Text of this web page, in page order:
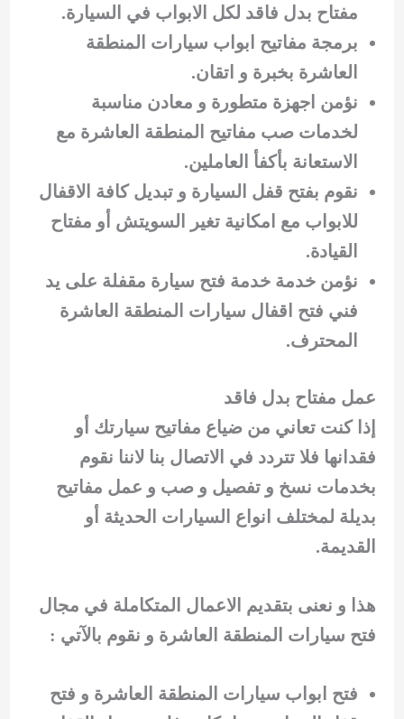
مفتاح بدل فاقد لكل الابواب في السيارة.
برمجة مفاتيح ابواب سيارات المنطقة
العاشرة بخبرة و اتقان.
نؤمن اجهزة متطورة و معادن مناسبة
لخدمات صب مفاتيح المنطقة العاشرة مع
الاستعانة بأكفأ العاملين.
نقوم بفتح قفل السيارة و تبديل كافة الاقفال
للابواب مع امكانية تغير السويتش أو مفتاح
القيادة.
نؤمن خدمة خدمة فتح سيارة مقفلة على يد
فني فتح اقفال سيارات المنطقة العاشرة
المحترف.
عمل مفتاح بدل فاقد
إذا كنت تعاني من ضياع مفاتيح سيارتك أو
فقدانها فلا تتردد في الاتصال بنا لاننا نقوم
بخدمات نسخ و تفصيل و صب و عمل مفاتيح
بديلة لمختلف انواع السيارات الحديثة أو
القديمة.
هذا و نعنى بتقديم الاعمال المتكاملة في مجال
فتح سيارات المنطقة العاشرة و نقوم بالآتي :
فتح ابواب سيارات المنطقة العاشرة و فتح